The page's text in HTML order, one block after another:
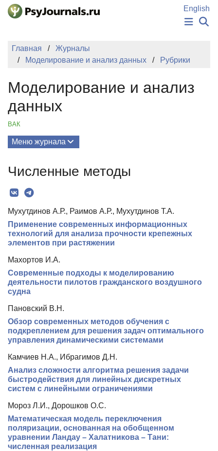
Перейти к основному содержанию
English
НОВОСТИ
АВТОРЫ
БАЗА ЗНАНИЙ
Регистрация
Главная
Журналы
Моделирование и анализ данных
Рубрики
Моделирование и анализ
данных
ВАК
Меню журнала
Редколлегия
Редакционная политика
Индексирование
Для авторов
Рубрики
Подписка
Численные методы
Мухутдинов А.Р., Раимов А.Р., Мухутдинов Т.А.
Применение современных информационных
технологий для анализа прочности крепежных
элементов при растяжении
Махортов И.А.
Современные подходы к моделированию
деятельности пилотов гражданского воздушного
судна
Пановский В.Н.
Обзор современных методов обучения с
подкреплением для решения задач оптимального
управления динамическими системами
Камчиев Н.А., Ибрагимов Д.Н.
Анализ сложности алгоритма решения задачи
быстродействия для линейных дискретных
систем с линейными ограничениями
Мороз Л.И., Дорошков О.С.
Математическая модель переключения
поляризации, основанная на обобщенном
уравнении Ландау – Халатникова – Тани:
численная реализация